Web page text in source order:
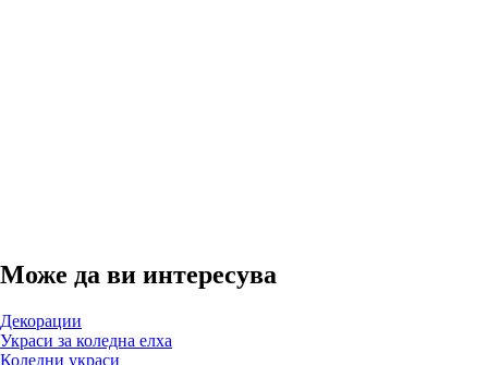
Може да ви интересува
Декорации
Украси за коледна елха
Коледни украси